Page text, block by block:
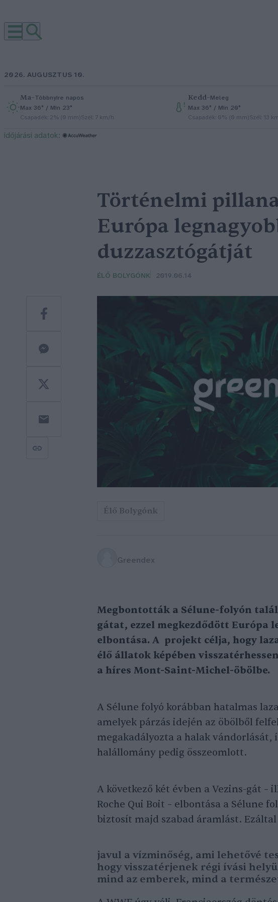
2026. AUGUSZTUS 10.
Ma–Többnyire napos
Max 36° / Min 23°
Csapadék: 2% (0 mm)Szél: 7 km/h
Kedd–Meleg
Max 36° / Min 20°
Csapadék: 0% (0 mm)Szél: 13
időjárási adatok:
Történelmi
Európa
duzzasztógátját
ÉLŐ BOLYGÓNK 2019.06.14
Élő Bolygónk
Greendex
Megbontották a Sélune-folyón
gátat, ezzel megkezdődött Európa
elbontása. A projekt célja, hogy
élő állatok képében
a híres Mont-Saint-Michel-öbölbe.
A Sélune folyó korábban hatalmas
amelyek párzás idején az öbölből
megakadályozta a halak vándorlását,
halállomány pedig összeomlott.
A következő két évben a Vezins-gát –
Roche Qui Boit – elbontása a Sélune
biztosít majd szabad áramlást. Ezáltal
javul a vízminőség, ami lehetővé
hogy visszatérjenek régi ívási
mind az emberek, mind a